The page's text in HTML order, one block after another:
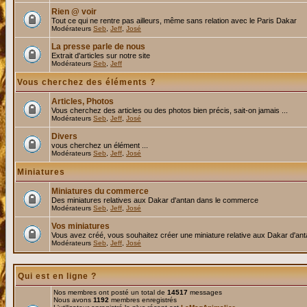
Rien @ voir
Tout ce qui ne rentre pas ailleurs, même sans relation avec le Paris Dakar
Modérateurs Seb Jeff José
La presse parle de nous
Extrait d'articles sur notre site
Modérateurs Seb Jeff
Vous cherchez des éléments ?
Articles, Photos
Vous cherchez des articles ou des photos bien précis, sait-on jamais ...
Modérateurs Seb Jeff José
Divers
vous cherchez un élément ...
Modérateurs Seb Jeff José
Miniatures
Miniatures du commerce
Des miniatures relatives aux Dakar d'antan dans le commerce
Modérateurs Seb Jeff José
Vos miniatures
Vous avez créé, vous souhaitez créer une miniature relative aux Dakar
Modérateurs Seb Jeff José
Qui est en ligne ?
Nos membres ont posté un total de 14517 messages
Nous avons 1192 membres enregistrés